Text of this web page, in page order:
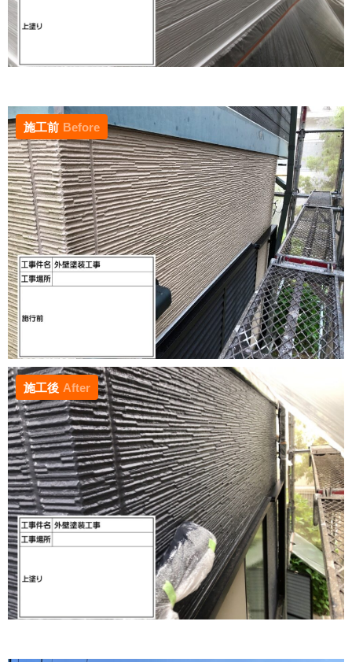
施工前 Before
施工後 After